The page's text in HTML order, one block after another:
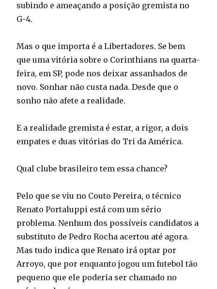
subindo e ameaçando a posição gremista no
G-4.
Mas o que importa é a Libertadores. Se bem
que uma vitória sobre o Corinthians na quarta-
feira, em SP, pode nos deixar assanhados de
novo. Sonhar não custa nada. Desde que o
sonho não afete a realidade.
E a realidade gremista é estar, a rigor, a dois
empates e duas vitórias do Tri da América.
Qual clube brasileiro tem essa chance?
Pelo que se viu no Couto Pereira, o técnico
Renato Portaluppi está com um sério
problema. Nenhum dos possíveis candidatos a
substituto de Pedro Rocha acertou até agora.
Mas tudo indica que Renato irá optar por
Arroyo, que por enquanto jogou um futebol tão
pequeno que ele poderia ser chamado no